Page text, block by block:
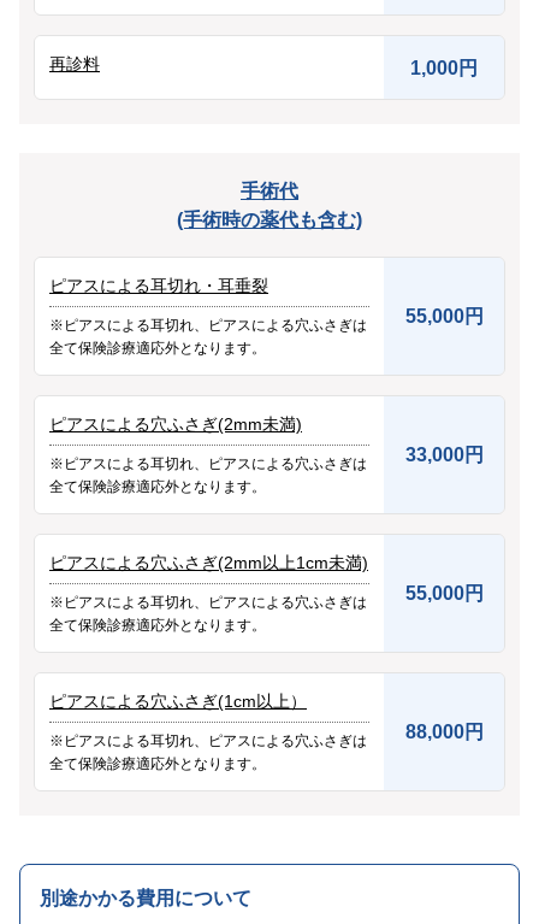
再診料 1,000円
手術代
(手術時の薬代も含む)
ピアスによる耳切れ・耳垂裂
※ピアスによる耳切れ、ピアスによる穴ふさぎは
全て保険診療適応外となります。
55,000円
ピアスによる穴ふさぎ(2mm未満)
※ピアスによる耳切れ、ピアスによる穴ふさぎは
全て保険診療適応外となります。
33,000円
ピアスによる穴ふさぎ(2mm以上1cm未満)
※ピアスによる耳切れ、ピアスによる穴ふさぎは
全て保険診療適応外となります。
55,000円
ピアスによる穴ふさぎ(1cm以上）
※ピアスによる耳切れ、ピアスによる穴ふさぎは
全て保険診療適応外となります。
88,000円
別途かかる費用について